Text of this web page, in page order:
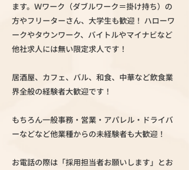
ます。Ｗワーク（ダブルワーク＝掛け持ち）の
方やフリーターさん、大学生も歓迎！ ハローワ
ークやタウンワーク、バイトルやマイナビなど
他社求人には無い限定求人です！
居酒屋、カフェ、バル、和食、中華など飲食業
界全般の経験者大歓迎です！
もちろん一般事務・営業・アパレル・ドライバ
ーなどなど他業種からの未経験者も大歓迎！
お電話の際は「採用担当者お願いします」とお